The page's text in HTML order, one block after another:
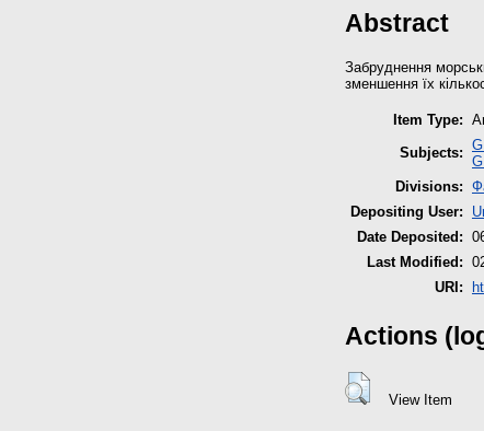
Abstract
Забруднення
зменшення їх
Item Type:
Subjects:
Divisions:
Depositing User:
Date Deposited:
Last Modified:
URI:
Actions
View Item